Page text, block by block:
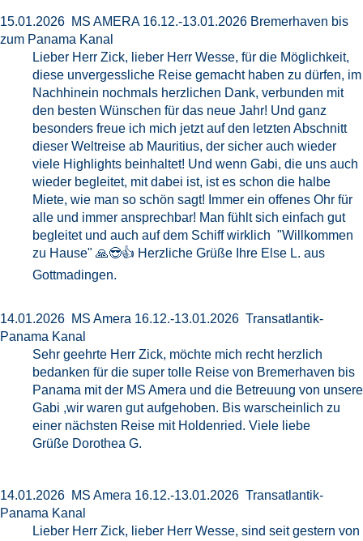
15.01.2026 MS AMERA 16.12.-13.01.2026 Bremerhaven bis
zum Panama Kanal
Lieber Herr Zick, lieber Herr Wesse, für die Möglichkeit,
diese unvergessliche Reise gemacht haben zu dürfen, im
Nachhinein nochmals herzlichen Dank, verbunden mit
den besten Wünschen für das neue Jahr! Und ganz
besonders freue ich mich jetzt auf den letzten Abschnitt
dieser Weltreise ab Mauritius, der sicher auch wieder
viele Highlights beinhaltet! Und wenn Gabi, die uns auch
wieder begleitet, mit dabei ist, ist es schon die halbe
Miete, wie man so schön sagt! Immer ein offenes Ohr für
alle und immer ansprechbar! Man fühlt sich einfach gut
begleitet und auch auf dem Schiff wirklich "Willkommen
zu Hause" 🙏😎👍 Herzliche Grüße Ihre Else L. aus
Gottmadingen.
14.01.2026 MS Amera 16.12.-13.01.2026 Transatlantik-
Panama Kanal
Sehr geehrte Herr Zick, möchte mich recht herzlich
bedanken für die super tolle Reise von Bremerhaven bis
Panama mit der MS Amera und die Betreuung von unsere
Gabi ,wir waren gut aufgehoben. Bis warscheinlich zu
einer nächsten Reise mit Holdenried. Viele liebe
Grüße Dorothea G.
14.01.2026 MS Amera 16.12.-13.01.2026 Transatlantik-
Panama Kanal
Lieber Herr Zick, lieber Herr Wesse, sind seit gestern von